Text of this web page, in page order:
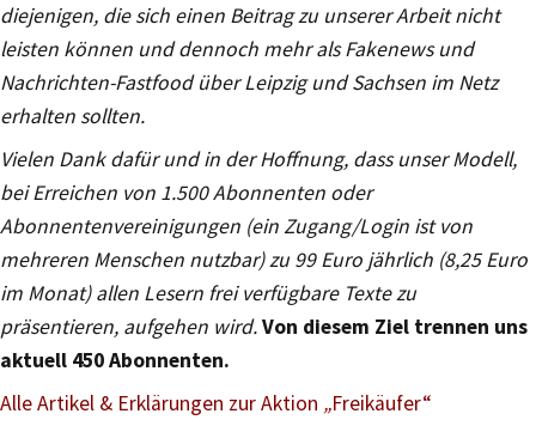
diejenigen, die sich einen Beitrag zu unserer Arbeit nicht
leisten können und dennoch mehr als Fakenews und
Nachrichten-Fastfood über Leipzig und Sachsen im Netz
erhalten sollten.
Vielen Dank dafür und in der Hoffnung, dass unser Modell,
bei Erreichen von 1.500 Abonnenten oder
Abonnentenvereinigungen (ein Zugang/Login ist von
mehreren Menschen nutzbar) zu 99 Euro jährlich (8,25 Euro
im Monat) allen Lesern frei verfügbare Texte zu
präsentieren, aufgehen wird.Von diesem Ziel trennen uns
aktuell 450 Abonnenten.
Alle Artikel & Erklärungen zur Aktion „Freikäufer“